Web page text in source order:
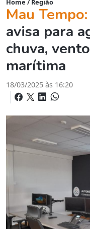
Home / Região
Mau Tempo:
avisa para
chuva,
marítima
18/03/2025 às 16:20